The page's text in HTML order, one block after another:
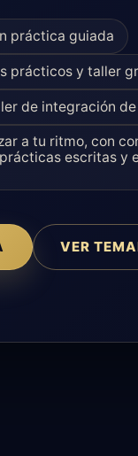
práctica guiada
prácticos y taller
de integración
a tu ritmo, con
escritas y
VER